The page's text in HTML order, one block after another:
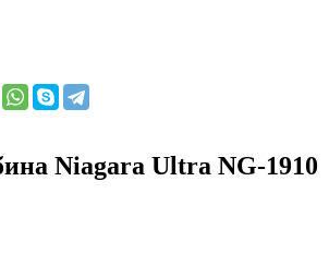
Niagara Ultra NG-1910